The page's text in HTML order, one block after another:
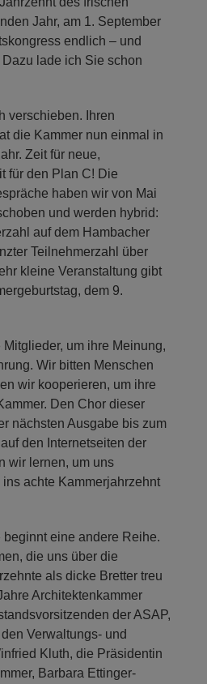
Jahr, am 1. September
endlich – und
lade ich Sie schon
verschieben. Ihren
die Kammer nun einmal in
Zeit für neue,
für den Plan C! Die
haben wir von Mai
und werden hybrid:
auf dem Hambacher
Teilnehmerzahl über
kleine Veranstaltung gibt
dem 9.
um ihre Meinung,
Wir bitten Menschen
wir kooperieren, um ihre
Den Chor dieser
nächsten Ausgabe bis zum
den Internetseiten der
wir lernen, um uns
achte Kammerjahrzehnt
eine andere Reihe.
die uns über die
als dicke Bretter treu
Architektenkammer
der ASAP,
Verwaltungs- und
Kluth, die Präsidentin
Barbara Ettinger-